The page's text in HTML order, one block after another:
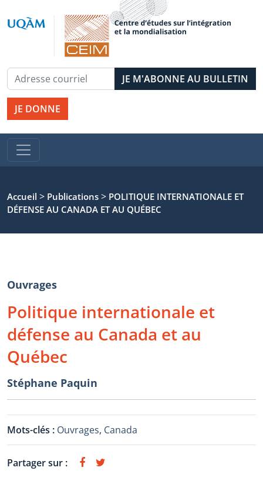
JE DONNE
Accueil > Publications > POLITIQUE INTERNATIONALE ET
DÉFENSE AU CANADA ET AU QUÉBEC
Ouvrages
Politique internationale et
défense au Canada et au
Québec
Stéphane Paquin
Mots-clés : Ouvrages, Canada
Partager sur :